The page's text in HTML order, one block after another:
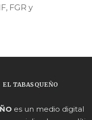
FGR y
EL TABASQUEÑO
es un medio digital